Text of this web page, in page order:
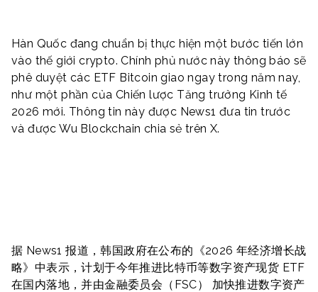
Hàn Quốc đang chuẩn bị thực hiện một bước tiến lớn
vào thế giới crypto. Chính phủ nước này thông báo sẽ
phê duyệt các ETF Bitcoin giao ngay trong năm nay,
như một phần của Chiến lược Tăng trưởng Kinh tế
2026 mới. Thông tin này được News1 đưa tin trước
và được Wu Blockchain chia sẻ trên X.
据 News1 报道，韩国政府在公布的《2026 年经济增长战
略》中表示，计划于今年推进比特币等数字资产现货 ETF
在国内落地，并由金融委员会（FSC） 加快推进数字资产